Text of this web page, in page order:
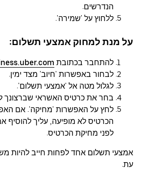
הנדרשים.
ללחוץ על 'שמירה'.
על מנת למחוק אמצעי תשלום:
להתחבר בכתובת
לבחור באפשרות 'חיוב' מצד ימין.
לגלול מטה אל 'אמצעי תשלום'.
בחר את כרטיס האשראי שברצונך
לחץ על האפשרות 'מחיקה'. אם
הכרטיס לא מופיעה, עליך להוסיף
לפני מחיקת הכרטיס.
אמצעי תשלום אחד לפחות חייב להיות
עת.